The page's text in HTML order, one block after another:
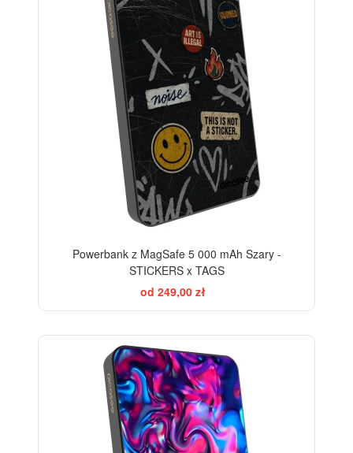
Powerbank z MagSafe 5 000 mAh Szary -
STICKERS x TAGS
od 249,00 zł